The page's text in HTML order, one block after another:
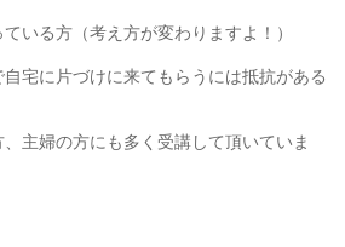
いる方（考え方が変わりますよ！）
宅に片づけに来てもらうには抵抗がある
主婦の方にも多く受講して頂いていま